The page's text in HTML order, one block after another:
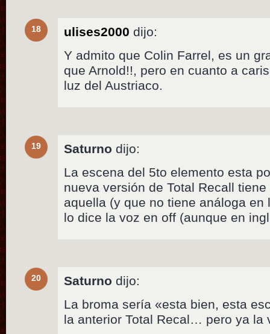
18 ulises2000 dijo:
Y admito que Colin Farrel, es un
que Arnold!!, pero en cuanto a
luz del Austriaco.
19 Saturno dijo:
La escena del 5to elemento esta
nueva versión de Total Recall
aquella (y que no tiene análoga en
lo dice la voz en off (aunque en
20 Saturno dijo:
La broma sería «esta bien, esta
la anterior Total Recal… pero ya la